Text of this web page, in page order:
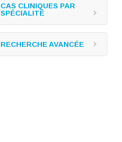
CAS CLINIQUES PAR
SPÉCIALITÉ
RECHERCHE AVANCÉE